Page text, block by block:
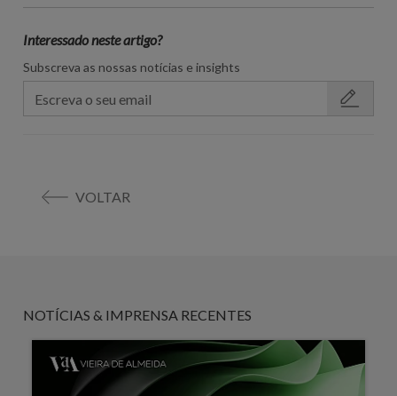
Interessado neste artigo?
Subscreva as nossas notícias e insights
VOLTAR
NOTÍCIAS & IMPRENSA RECENTES